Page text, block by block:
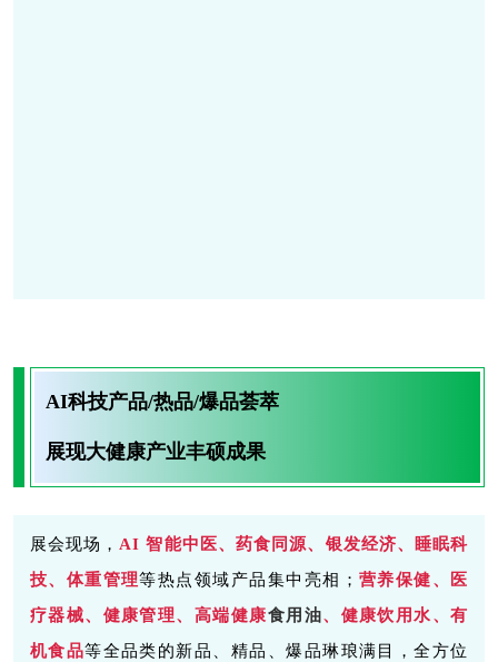
AI科技产品/热品/爆品荟萃
展现大健康产业丰硕成果
展会现场， AI 智能中医、药食同源、银发经济、睡眠科
技、体重管理等热点领域产品集中亮相； 营养保健、医
疗器械、健康管理、高端健康食用油、健康饮用水、有
机食品等全品类的新品、精品、爆品琳琅满目，全方位